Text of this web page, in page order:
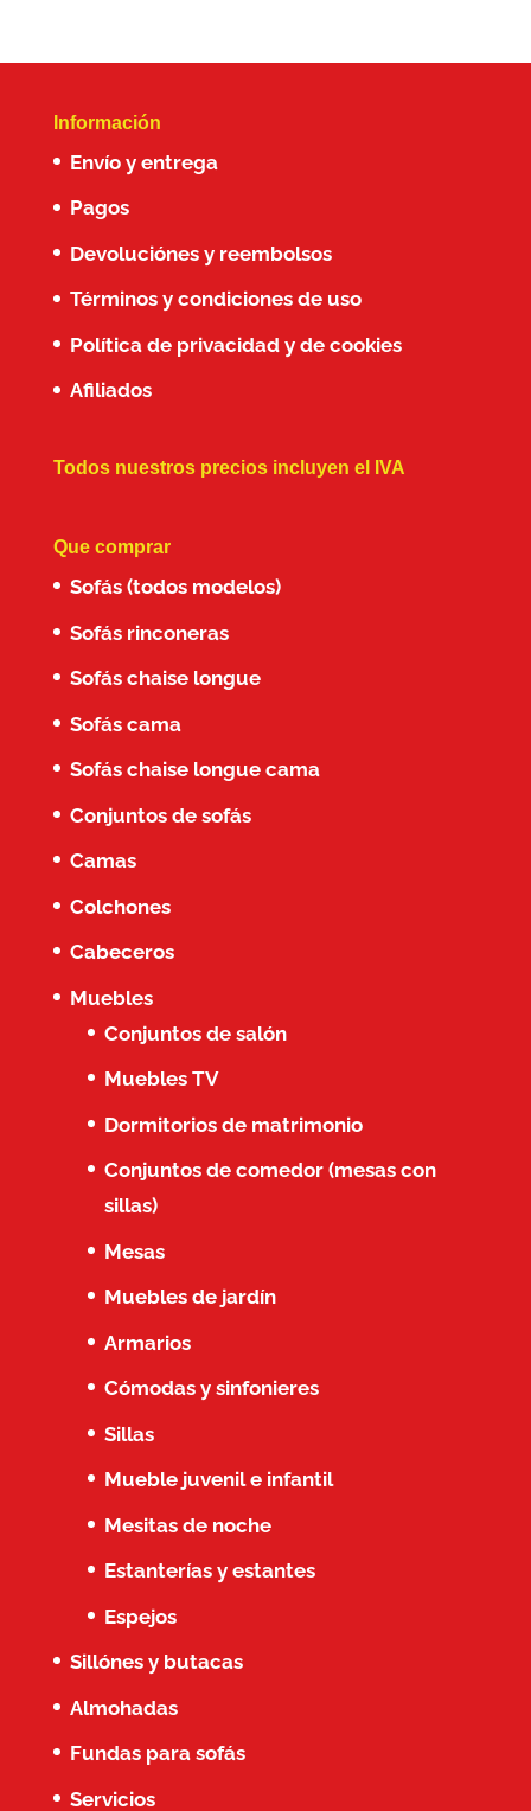
Información
Envío y entrega
Pagos
Devoluciónes y reembolsos
Términos y condiciones de uso
Política de privacidad y de cookies
Afiliados
Todos nuestros precios incluyen el IVA
Que comprar
Sofás (todos modelos)
Sofás rinconeras
Sofás chaise longue
Sofás cama
Sofás chaise longue cama
Conjuntos de sofás
Camas
Colchones
Cabeceros
Muebles
Conjuntos de salón
Muebles TV
Dormitorios de matrimonio
Conjuntos de comedor (mesas con
sillas)
Mesas
Muebles de jardín
Armarios
Cómodas y sinfonieres
Sillas
Mueble juvenil e infantil
Mesitas de noche
Estanterías y estantes
Espejos
Sillónes y butacas
Almohadas
Fundas para sofás
Servicios